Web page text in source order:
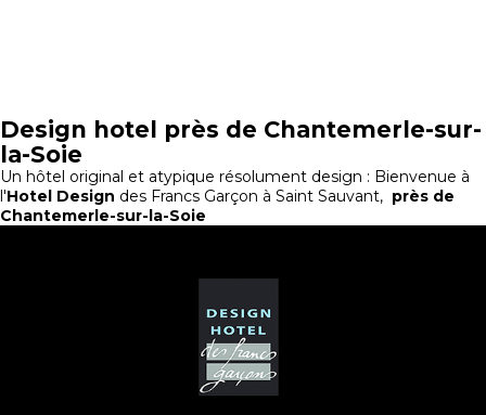
Design hotel près de Chantemerle-sur-
la-Soie
Un hôtel original et atypique résolument design : Bienvenue à
l'Hotel Design des Francs Garçon à Saint Sauvant, près de
Chantemerle-sur-la-Soie